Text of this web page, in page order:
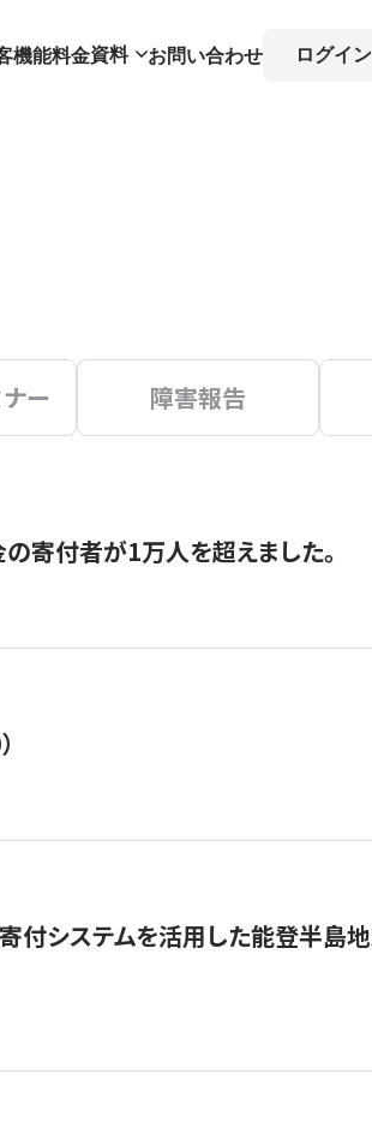
機能料金資料 お問い合わせ ログイン
ー 障害報告
寄付者が1万人を超えました。
付システムを活用した能登半島